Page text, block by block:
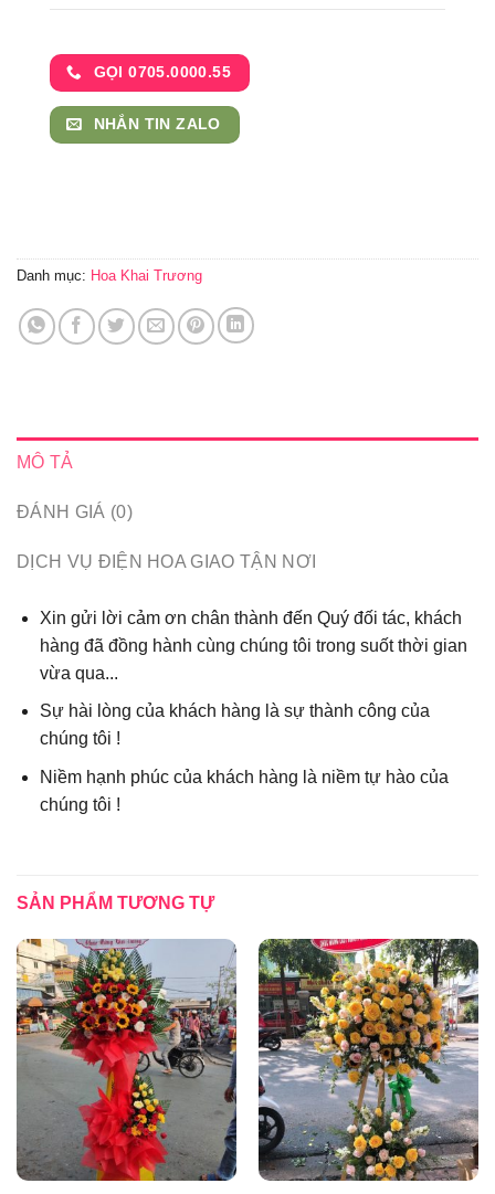
GỌI 0705.0000.55
NHẮN TIN ZALO
Danh mục: Hoa Khai Trương
MÔ TẢ
ĐÁNH GIÁ (0)
DỊCH VỤ ĐIỆN HOA GIAO TẬN NƠI
Xin gửi lời cảm ơn chân thành đến Quý đối tác, khách
hàng đã đồng hành cùng chúng tôi trong suốt thời gian
vừa qua...
Sự hài lòng của khách hàng là sự thành công của
chúng tôi !
Niềm hạnh phúc của khách hàng là niềm tự hào của
chúng tôi !
SẢN PHẨM TƯƠNG TỰ